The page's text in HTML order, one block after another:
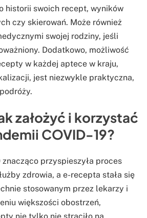
historii swoich recept, wyników
czy skierowań. Może również
swojej rodziny, jeśli
Dodatkowo, możliwość
w każdej aptece w kraju,
jest niezwykle praktyczna,
założyć i korzystać
COVID-19?
znacząco przyspieszyła proces
zdrowia, a e-recepta stała się
stosowanym przez lekarzy i
większości obostrzeń,